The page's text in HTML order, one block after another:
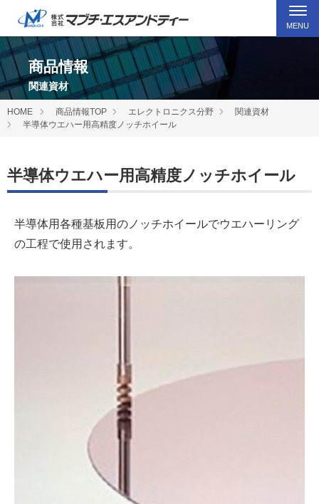
MENU
商品情報
関連資材
HOME 商品情報TOP エレクトロニクス分野
関連資材
半導体ウエハー用高精度ノッチホイール
半導体ウエハー用高精度ノッチホイール
半導体用各種基板用のノッチホイールでウエハーリング
の工程で使用されます。